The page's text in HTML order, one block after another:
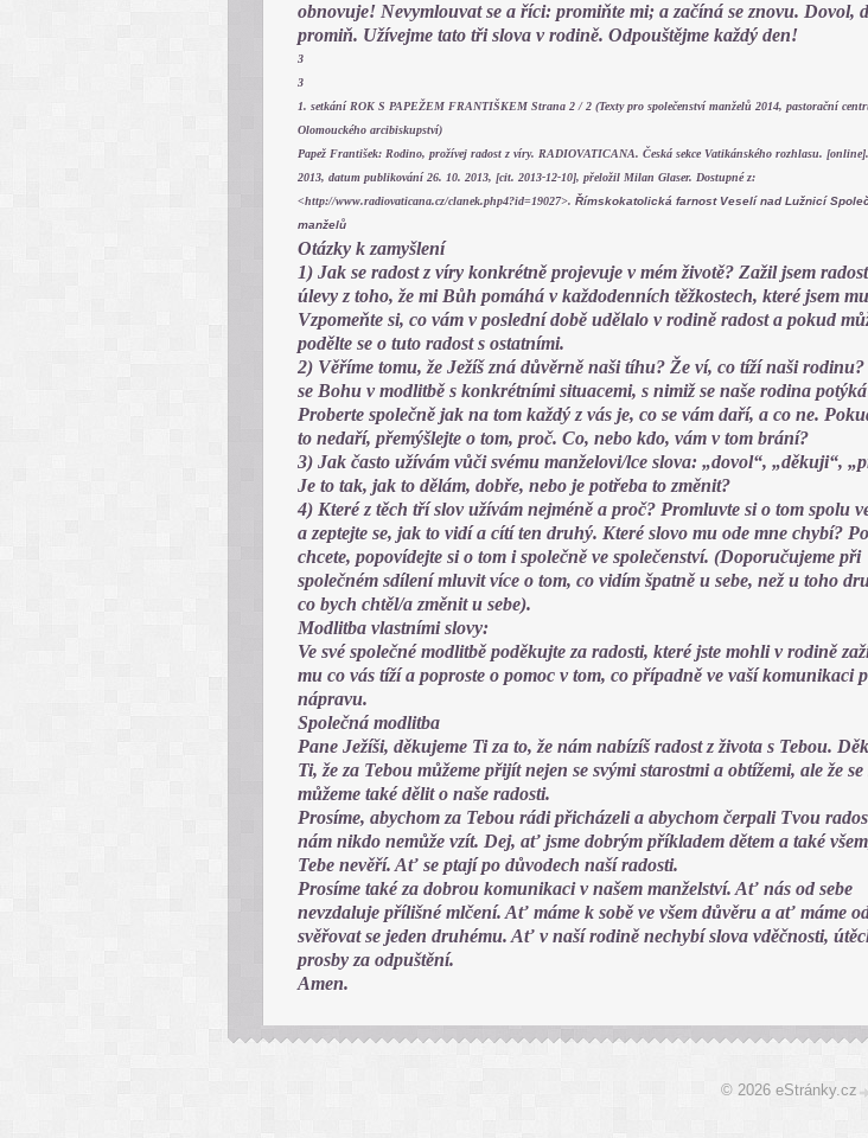
obnovuje! Nevymlouvat se a říci: promiňte mi; a začíná se znovu. Dovol,
promiň. Užívejme tato tři slova v rodině. Odpouštějme každý den!
3
3
1. setkání ROK S PAPEŽEM FRANTIŠKEM Strana 2 / 2 (Texty pro společenství manželů 2014, pastorační
Olomouckého arcibiskupství)
Papež František: Rodino, prožívej radost z víry. RADIOVATICANA. Česká sekce Vatikánského rozhlasu.
2013, datum publikování 26. 10. 2013, [cit. 2013-12-10], přeložil Milan Glaser. Dostupné z:
<http://www.radiovaticana.cz/clanek.php4?id=19027>. Římskokatolická farnost Veselí nad Lužnicí
manželů
Otázky k zamyšlení
1) Jak se radost z víry konkrétně projevuje v mém životě? Zažil jsem
úlevy z toho, že mi Bůh pomáhá v každodenních těžkostech, které jsem
Vzpomeňte si, co vám v poslední době udělalo v rodině radost a pokud
podělte se o tuto radost s ostatními.
2) Věříme tomu, že Ježíš zná důvěrně naši tíhu? Že ví, co tíží naši
se Bohu v modlitbě s konkrétními situacemi, s nimiž se naše rodina
Proberte společně jak na tom každý z vás je, co se vám daří, a co ne.
to nedaří, přemýšlejte o tom, proč. Co, nebo kdo, vám v tom brání?
3) Jak často užívám vůči svému manželovi/lce slova: „dovol“, „děkuji“,
Je to tak, jak to dělám, dobře, nebo je potřeba to změnit?
4) Které z těch tří slov užívám nejméně a proč? Promluvte si o tom spolu
a zeptejte se, jak to vidí a cítí ten druhý. Které slovo mu ode mne chybí?
chcete, popovídejte si o tom i společně ve společenství. (Doporučujeme při
společném sdílení mluvit více o tom, co vidím špatně u sebe, než u toho
co bych chtěl/a změnit u sebe).
Modlitba vlastními slovy:
Ve své společné modlitbě poděkujte za radosti, které jste mohli v rodině
mu co vás tíží a poproste o pomoc v tom, co případně ve vaší komunikaci
nápravu.
Společná modlitba
Pane Ježíši, děkujeme Ti za to, že nám nabízíš radost z života s Tebou.
Ti, že za Tebou můžeme přijít nejen se svými starostmi a obtížemi, ale že se
můžeme také dělit o naše radosti.
Prosíme, abychom za Tebou rádi přicházeli a abychom čerpali Tvou
nám nikdo nemůže vzít. Dej, ať jsme dobrým příkladem dětem a také
Tebe nevěří. Ať se ptají po důvodech naší radosti.
Prosíme také za dobrou komunikaci v našem manželství. Ať nás od sebe
nevzdaluje přílišné mlčení. Ať máme k sobě ve všem důvěru a ať máme
svěřovat se jeden druhému. Ať v naší rodině nechybí slova vděčnosti,
prosby za odpuštění.
Amen.
© 2026 eStránky.cz